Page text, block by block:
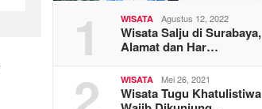
1 WISATA Agustus 12, 2022
Wisata Salju di Surabaya,
Alamat dan Har…
WISATA Mei 26, 2021
Wisata Tugu Khatulistiwa